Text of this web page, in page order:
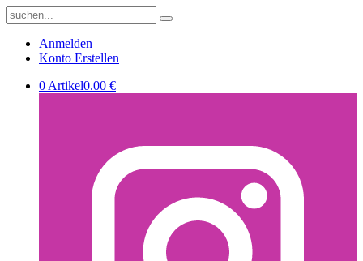
Anmelden
Konto Erstellen
0 Artikel0.00 €